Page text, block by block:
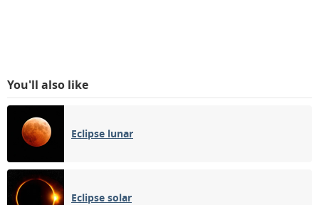
You'll also like
Eclipse lunar
Eclipse solar